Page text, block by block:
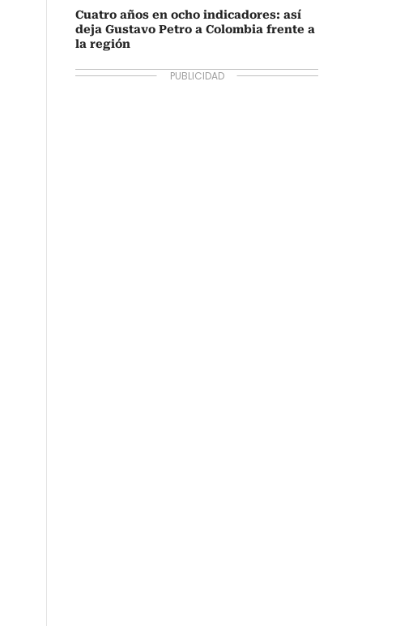
Cuatro años en ocho indicadores: así
deja Gustavo Petro a Colombia frente a
la región